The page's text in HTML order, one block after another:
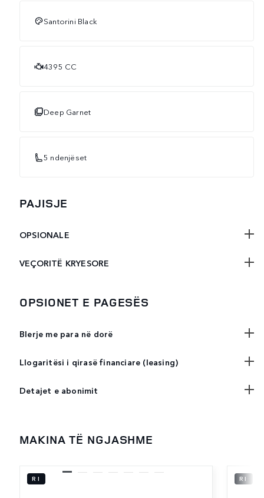
Santorini Black
4395 CC
Deep Garnet
5 ndenjëset
PAJISJE
OPSIONALE
VEÇORITË KRYESORE
OPSIONET E PAGESËS
Blerje me para në dorë
Llogaritësi i qirasë financiare (leasing)
Detajet e abonimit
MAKINA TË NGJASHME
RI RI